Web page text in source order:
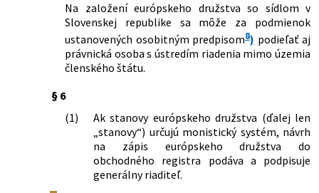
Na založení európskeho družstva so sídlom v
Slovenskej republike sa môže za podmienok
ustanovených osobitným predpisom8) podieľať aj
právnická osoba s ústredím riadenia mimo územia
členského štátu.
§ 6
(1)
Ak stanovy európskeho družstva (ďalej len
„stanovy“) určujú monistický systém, návrh
na zápis európskeho družstva do
obchodného registra podáva a podpisuje
generálny riaditeľ.